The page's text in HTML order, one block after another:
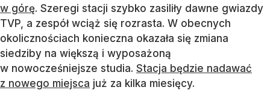
w górę. Szeregi stacji szybko zasiliły dawne gwiazdy
TVP, a zespół wciąż się rozrasta. W obecnych
okolicznościach konieczna okazała się zmiana
siedziby na większą i wyposażoną
w nowocześniejsze studia. Stacja będzie nadawać
z nowego miejsca już za kilka miesięcy.